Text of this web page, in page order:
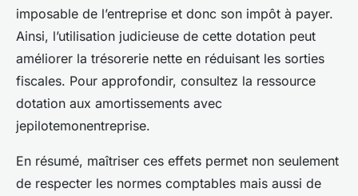
imposable de l’entreprise et donc son impôt à payer.
Ainsi, l’utilisation judicieuse de cette dotation peut
améliorer la trésorerie nette en réduisant les sorties
fiscales. Pour approfondir, consultez la ressource
dotation aux amortissements avec
jepilotemonentreprise.
En résumé, maîtriser ces effets permet non seulement
de respecter les normes comptables mais aussi de